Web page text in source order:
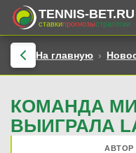
TENNIS-BET.RU
ставкипрогнозыстратегии
На главную
КОМАНДА
ВЫИГРАЛА
АВТОР